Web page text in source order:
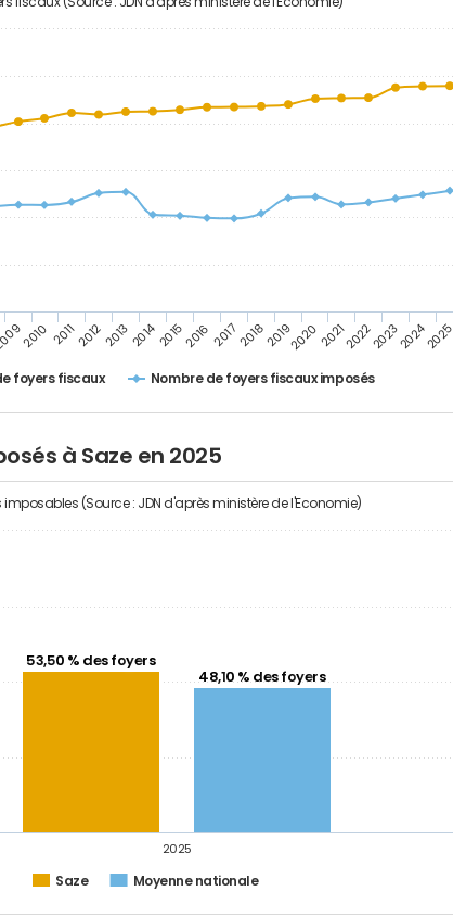
foyers fiscaux Nombre de foyers fiscaux imposés
2010 201120122013201420152016 201720182019202020212022202320242025
à Saze en 2025
(Source : JDN d'après ministère de l'Economie)
53,50 % des foyers
48,10 % des foyers
Saze Moyenne nationale
2025